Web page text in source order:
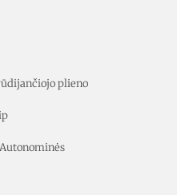
plieno